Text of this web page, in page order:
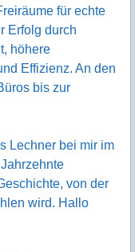
für echte
Erfolg durch
höhere
Effizienz. An den
bis zur
Lechner bei mir im
von der
wird. Hallo